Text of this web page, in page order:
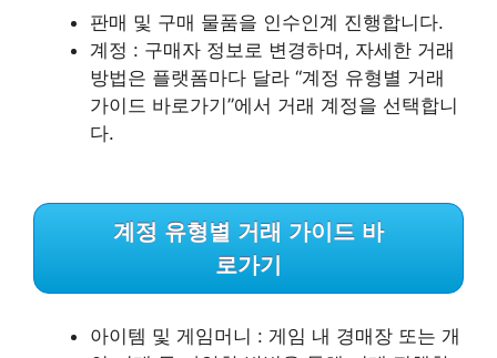
판매 및 구매 물품을 인수인계 진행합니다.
계정 : 구매자 정보로 변경하며, 자세한 거래
방법은 플랫폼마다 달라 “계정 유형별 거래
가이드 바로가기”에서 거래 계정을 선택합니
다.
계정 유형별 거래 가이드 바
로가기
아이템 및 게임머니 : 게임 내 경매장 또는 개